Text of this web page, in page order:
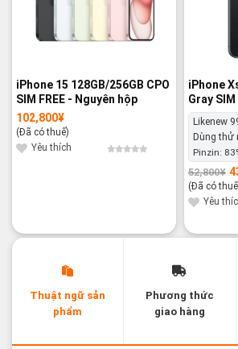
iPhone 15 128GB/256GB CPO
SIM FREE - Nguyên hộp
102,800¥
(Đã có thuế)
Yêu thích
iPhone
Gray SIM
Likenew
Dùng thử
Pinzin:
52,800¥
Giá
gốc
là:
52,800¥.
Giá
hiện
tại
là:
43,800¥.
(Đã có
Yêu
Thuật ngữ sản
phẩm
Phương thức
giao hàng